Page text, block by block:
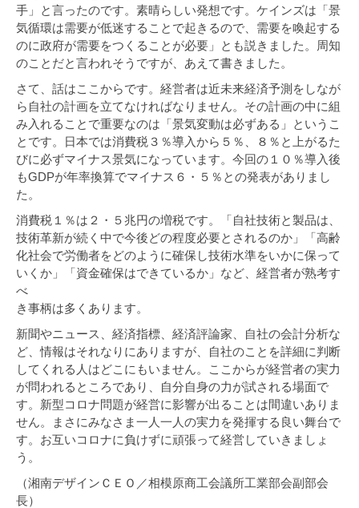
手」と言ったのです。素晴らしい発想です。ケインズは「景
気循環は需要が低迷することで起きるので、需要を喚起する
のに政府が需要をつくることが必要」とも説きました。周知
のことだと言われそうですが、あえて書きました。
さて、話はここからです。経営者は近未来経済予測をしなが
ら自社の計画を立てなければなりません。その計画の中に組
み入れることで重要なのは「景気変動は必ずある」というこ
とです。日本では消費税３％導入から５％、８％と上がるた
びに必ずマイナス景気になっています。今回の１０％導入後
もGDPが年率換算でマイナス６・５％との発表がありまし
た。
消費税１％は２・５兆円の増税です。「自社技術と製品は、
技術革新が続く中で今後どの程度必要とされるのか」「高齢
化社会で労働者をどのように確保し技術水準をいかに保って
いくか」「資金確保はできているか」など、経営者が熟考す
べ
き事柄は多くあります。
新聞やニュース、経済指標、経済評論家、自社の会計分析な
ど、情報はそれなりにありますが、自社のことを詳細に判断
してくれる人はどこにもいません。ここからが経営者の実力
が問われるところであり、自分自身の力が試される場面で
す。新型コロナ問題が経営に影響が出ることは間違いありま
せん。まさにみなさま一人一人の実力を発揮する良い舞台で
す。お互いコロナに負けずに頑張って経営していきましょ
う。
（湘南デザインＣＥＯ／相模原商工会議所工業部会副部会
長）